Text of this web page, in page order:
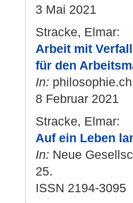
3 Mai 2021
Stracke, Elmar:
Arbeit mit
für den
In:
8 Februar 2021
Stracke, Elmar:
Auf ein Leben
In: Neue
25.
ISSN 2194-3095